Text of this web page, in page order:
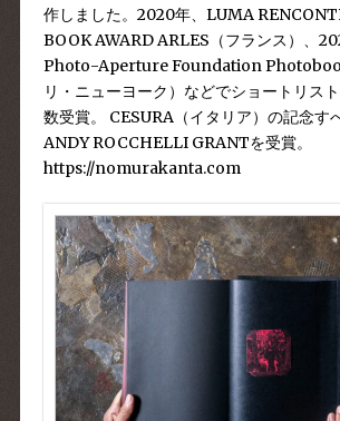
作しました。2020年、LUMA
BOOK AWARD ARLES（フランス）、
Photo-Aperture Foundation
リ・ニューヨーク）などでショートリス
数受賞。 CESURA（イタリア）の記念す
ANDY ROCCHELLI GRANTを受賞。
https://nomurakanta.com